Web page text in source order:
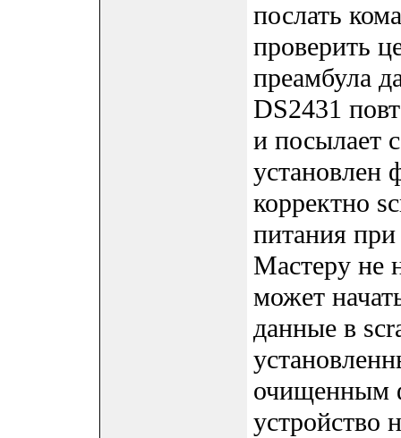
послать
проверить
преамбула
DS2431
и посылает
установлен
корректно
питания при
Мастеру не
может
данные в
очищенным
устройство